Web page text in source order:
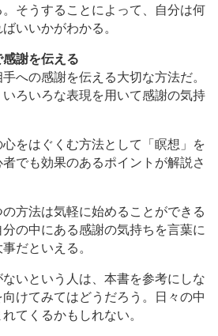
そうすることによって、自分は何
いいかがわかる。
謝を伝える
への感謝を伝える大切な方法だ。
ろいろな表現を用いて感謝の気持
をはぐくむ方法として「瞑想」を
でも効果のあるポイントが解説さ
方法は気軽に始めることができる
の中にある感謝の気持ちを言葉に
だといえる。
いという人は、本書を参考にしな
けてみてはどうだろう。日々の中
てくるかもしれない。